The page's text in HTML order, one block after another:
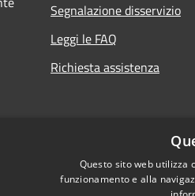
Segnalazione disservizio
Leggi le FAQ
Richiesta assistenza
Questo sito web utilizza
funzionamento e alla